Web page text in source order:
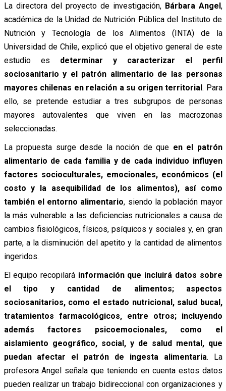
La directora del proyecto de investigación,Bárbara Angel,
académica de la Unidad de Nutrición Pública del Instituto de
Nutrición y Tecnología de los Alimentos (INTA) de la
Universidad de Chile, explicó que el objetivo general de este
estudio es determinar y caracterizar el perfil
sociosanitario y el patrón alimentario de las personas
mayores chilenas en relación a su origen territorial. Para
ello, se pretende estudiar a tres subgrupos de personas
mayores autovalentes que viven en las macrozonas
seleccionadas.
La propuesta surge desde la noción de que en el patrón
alimentario de cada familia y de cada individuo influyen
factores socioculturales, emocionales, económicos (el
costo y la asequibilidad de los alimentos), así como
también el entorno alimentario, siendo la población mayor
la más vulnerable a las deficiencias nutricionales a causa de
cambios fisiológicos, físicos, psíquicos y sociales y, en gran
parte, a la disminución del apetito y la cantidad de alimentos
ingeridos.
El equipo recopilará información que incluirá datos sobre
el tipo y cantidad de alimentos; aspectos
sociosanitarios, como el estado nutricional, salud bucal,
tratamientos farmacológicos, entre otros; incluyendo
además factores psicoemocionales, como el
aislamiento geográfico, social, y de salud mental, que
puedan afectar el patrón de ingesta alimentaria. La
profesora Angel señala que teniendo en cuenta estos datos
pueden realizar un trabajo bidireccional con organizaciones y